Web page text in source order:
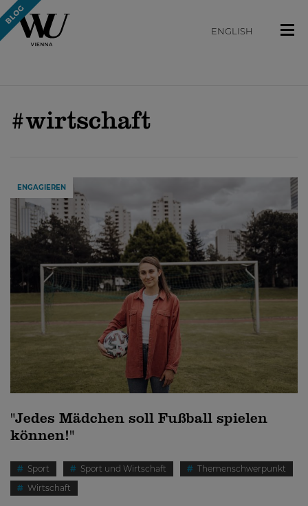
ENGLISH
#wirtschaft
ENGAGIEREN
"Jedes Mädchen soll Fußball spielen
können!"
Sport Sport und Wirtschaft
Themenschwerpunkt
Wirtschaft